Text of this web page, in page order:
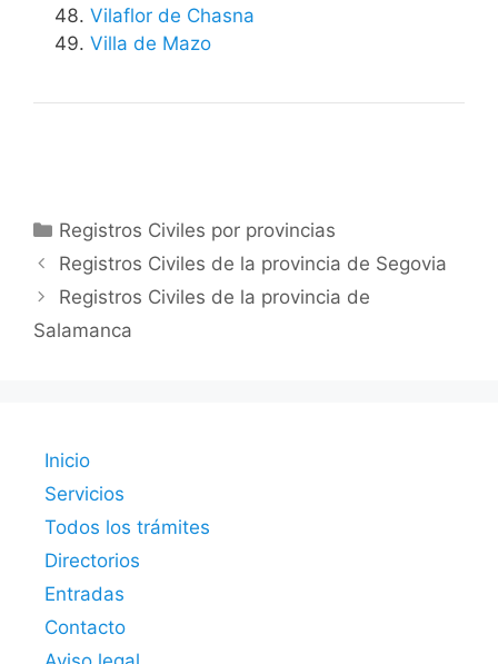
Vilaflor de Chasna
Villa de Mazo
Categorías
Registros Civiles por provincias
Registros Civiles de la provincia de Segovia
Registros Civiles de la provincia de
Salamanca
Inicio
Servicios
Todos los trámites
Directorios
Entradas
Contacto